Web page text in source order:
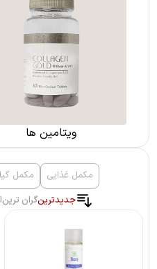
ویتامین ها
مکمل غذایی مکمل
جدیدترینگران ترین